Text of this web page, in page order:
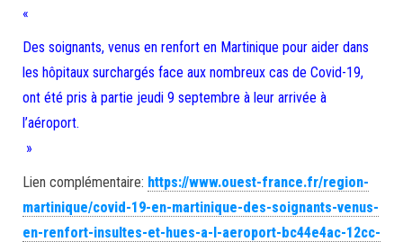
«
Des soignants, venus en renfort en Martinique pour aider dans
les hôpitaux surchargés face aux nombreux cas de Covid-19,
ont été pris à partie jeudi 9 septembre à leur arrivée à
l’aéroport.
»
Lien complémentaire: https://www.ouest-france.fr/region-
martinique/covid-19-en-martinique-des-soignants-venus-
en-renfort-insultes-et-hues-a-l-aeroport-bc44e4ac-12cc-